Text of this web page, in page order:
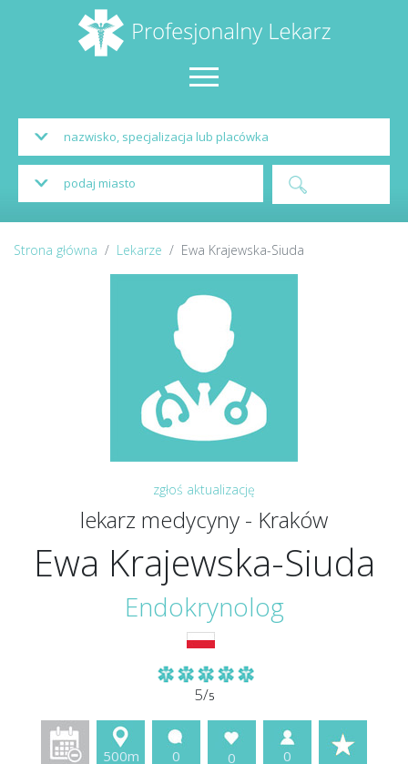
Strona główna Lekarze Ewa Krajewska-Siuda
zgłoś aktualizację
lekarz medycyny - Kraków
Ewa Krajewska-Siuda
Endokrynolog
5/5
500m 0 0 0